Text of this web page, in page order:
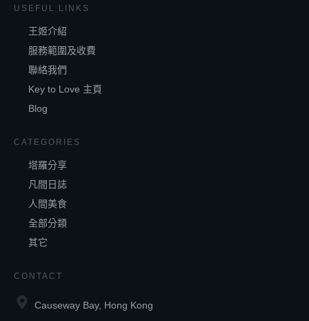
USEFUL LINKS
王姬介紹
服務範圍及收費
聯絡我們
Key to Love 主頁
Blog
CATEGORIES
塔羅分享
凡間日誌
人間美食
全部分類
其它
CONTACT
Causeway Bay, Hong Kong